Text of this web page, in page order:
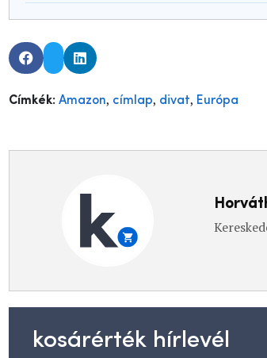
Címkék: Amazon, címlap, divat, Európa
kosárérték hírlevél